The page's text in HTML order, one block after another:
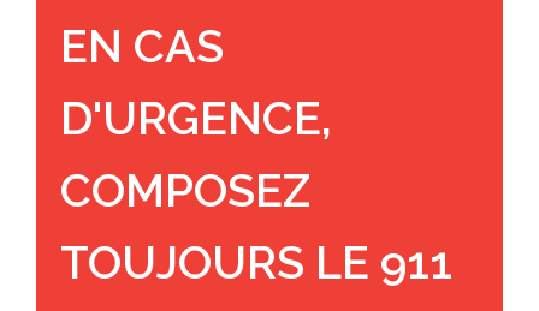
EN CAS
D'URGENCE,
COMPOSEZ
TOUJOURS LE 911